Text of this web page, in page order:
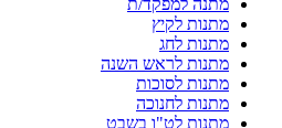
מתנה למפקד/ת
מתנות לקיץ
מתנות לחג
מתנות לראש השנה
מתנות לסוכות
מתנות לחנוכה
מתנות לט"ו בשבט